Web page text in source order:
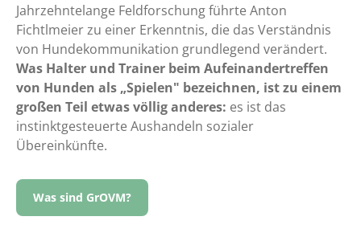
Jahrzehntelange Feldforschung führte Anton
Fichtlmeier zu einer Erkenntnis, die das Verständnis
von Hundekommunikation grundlegend verändert.
Was Halter und Trainer beim Aufeinandertreffen
von Hunden als „Spielen" bezeichnen, ist zu einem
großen Teil etwas völlig anderes: es ist das
instinktgesteuerte Aushandeln sozialer
Übereinkünfte.
Was sind GrOVM?